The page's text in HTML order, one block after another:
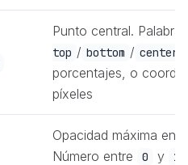
Punto central.
top / bottom / center
porcentajes, o
píxeles
Opacidad máxima en
Número entre
0 y 1